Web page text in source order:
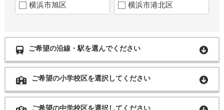
横浜市旭区 横浜市港北区
ご希望の沿線・駅を選んでください
ご希望の小学校区を選択してください
ご希望の中学校区を選択してください